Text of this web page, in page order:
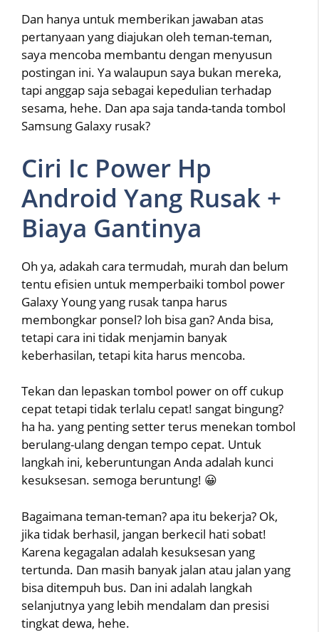
Dan hanya untuk memberikan jawaban atas
pertanyaan yang diajukan oleh teman-teman,
saya mencoba membantu dengan menyusun
postingan ini. Ya walaupun saya bukan mereka,
tapi anggap saja sebagai kepedulian terhadap
sesama, hehe. Dan apa saja tanda-tanda tombol
Samsung Galaxy rusak?
Ciri Ic Power Hp
Android Yang Rusak +
Biaya Gantinya
Oh ya, adakah cara termudah, murah dan belum
tentu efisien untuk memperbaiki tombol power
Galaxy Young yang rusak tanpa harus
membongkar ponsel? loh bisa gan? Anda bisa,
tetapi cara ini tidak menjamin banyak
keberhasilan, tetapi kita harus mencoba.
Tekan dan lepaskan tombol power on off cukup
cepat tetapi tidak terlalu cepat! sangat bingung?
ha ha. yang penting setter terus menekan tombol
berulang-ulang dengan tempo cepat. Untuk
langkah ini, keberuntungan Anda adalah kunci
kesuksesan. semoga beruntung! 😀
Bagaimana teman-teman? apa itu bekerja? Ok,
jika tidak berhasil, jangan berkecil hati sobat!
Karena kegagalan adalah kesuksesan yang
tertunda. Dan masih banyak jalan atau jalan yang
bisa ditempuh bus. Dan ini adalah langkah
selanjutnya yang lebih mendalam dan presisi
tingkat dewa, hehe.